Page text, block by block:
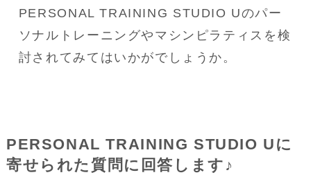
PERSONAL TRAINING STUDIO Uのパー
ソナルトレーニングやマシンピラティスを検
討されてみてはいかがでしょうか。
PERSONAL TRAINING STUDIO Uに
寄せられた質問に回答します♪